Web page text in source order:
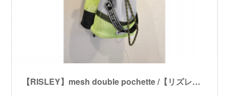
【RISLEY】mesh double pochette /【リズレイ】メッシュダブルポシェット